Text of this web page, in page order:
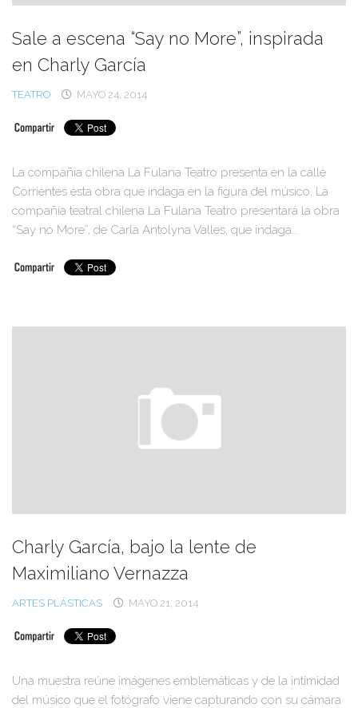
Sale a escena “Say no More”, inspirada
en Charly García
TEATRO MAYO 24, 2014
La compañía chilena La Fulana Teatro presenta en la calle
Corrientes esta obra que indaga en la figura del músico. La
compañía teatral chilena La Fulana Teatro presentará la obra
“Say no More”, de Carla Antolyna Valles, que indaga...
Charly García, bajo la lente de
Maximiliano Vernazza
ARTES PLÁSTICAS MAYO 21, 2014
Una muestra reúne imágenes emblemáticas y de la intimidad
del músico que el fotógrafo viene capturando con su cámara